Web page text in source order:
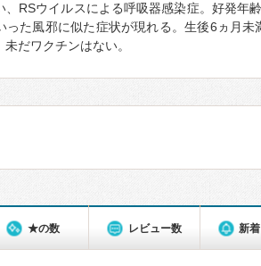
、RSウイルスによる呼吸器感染症。好発年
った風邪に似た症状が現れる。生後6ヵ月
だワクチンはない。
★の数 レビュー数 新